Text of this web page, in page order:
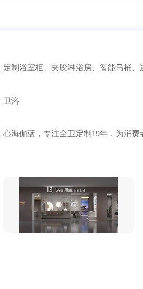
定制浴室柜、夹胶淋浴房、智能马桶
卫浴
心海伽蓝，专注全卫定制19年，为消